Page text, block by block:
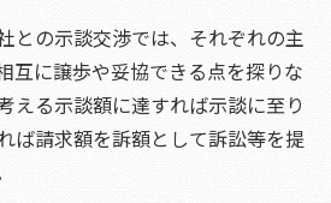
との示談交渉では、それぞれの主
互に譲歩や妥協できる点を探りな
える示談額に達すれば示談に至り
ば請求額を訴額として訴訟等を提